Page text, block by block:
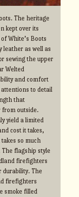
The heritage
kept over its
White’s Boots
leather as well as
sewing the upper
Welted
and comfort
to detail
that
from outside.
yield a limited
cost it takes,
so much
flagship style
firefighters
durability. The
firefighters
smoke filled